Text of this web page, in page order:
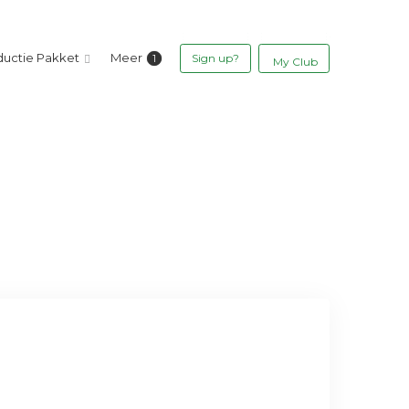
Pakket Meer Sign up? My Club